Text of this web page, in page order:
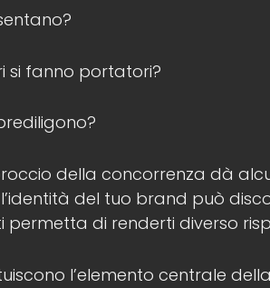
si fanno portatori?
della concorrenza dà
del tuo brand può
permetta di renderti diverso
l’elemento centrale